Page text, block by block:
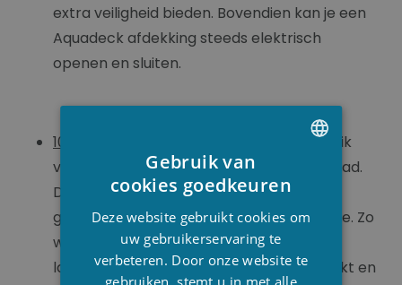
extra veiligheid bieden. Bovendien kan je een
Aquadeck afdekking steeds elektrisch
openen en sluiten.
100% Waterdichtheid:
Een Aquadeck rolluik
vormt een elegant geheel met je zwembad.
De productie werkt met een innovatieve
geautomatiseerde luchtdrogingsmethode. Zo
wordt de relatieve luchtvochtigheid in de
lamellenkamers tot een minimum beperkt en
ENGLISH
Gebruik van
cookies goedkeuren
Deze website gebruikt cookies om
uw gebruikerservaring te
verbeteren. Door onze website te
gebruiken, stemt u in met alle